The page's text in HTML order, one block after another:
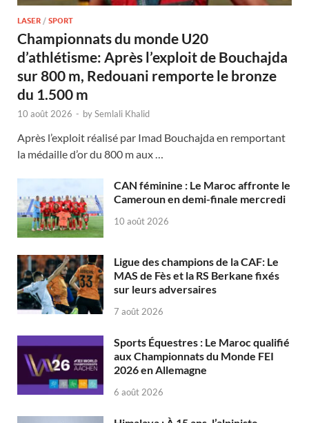
LASER / SPORT
Championnats du monde U20
d’athlétisme: Après l’exploit de Bouchajda
sur 800 m, Redouani remporte le bronze
du 1.500 m
10 août 2026 - bySemlali Khalid
Après l’exploit réalisé par Imad Bouchajda en remportant
la médaille d’or du 800 m aux …
CAN féminine : Le Maroc affronte le
Cameroun en demi-finale mercredi
10 août 2026
Ligue des champions de la CAF: Le
MAS de Fès et la RS Berkane fixés
sur leurs adversaires
7 août 2026
Sports Équestres : Le Maroc qualifié
aux Championnats du Monde FEI
2026 en Allemagne
6 août 2026